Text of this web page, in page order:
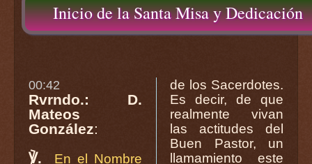
Inicio de la Santa Misa y Dedicación
00:42
Rvrndo.: D.
Mateos
González:
℣.
En el Nombre
de los Sacerdotes.
Es decir, de que
realmente vivan
las actitudes del
Buen Pastor, un
llamamiento este